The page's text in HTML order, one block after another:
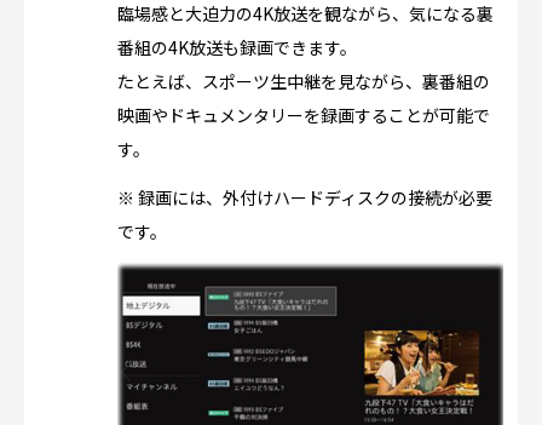
臨場感と大迫力の4K放送を観ながら、気になる裏
番組の4K放送も録画できます。
たとえば、スポーツ生中継を見ながら、裏番組の
映画やドキュメンタリーを録画することが可能で
す。
※ 録画には、外付けハードディスクの接続が必要
です。